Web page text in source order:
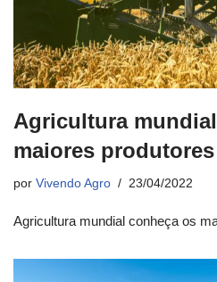
Agricultura
maiores
por Vivendo Agro 23/04/2022
Agricultura mundial conheça os